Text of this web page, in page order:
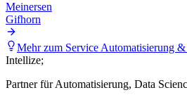
Meinersen
Gifhorn
Mehr zum ServiceAutomatisierung
Intellize;
Partner für Automatisierung, Data